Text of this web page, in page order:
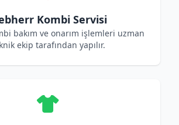
Kombi Servisi
bakım ve onarım işlemleri uzman
ekip tarafından yapılır.